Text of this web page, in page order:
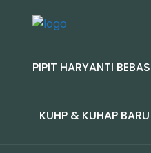
PIPIT HARYANTI BEBAS
KUHP & KUHAP BARU